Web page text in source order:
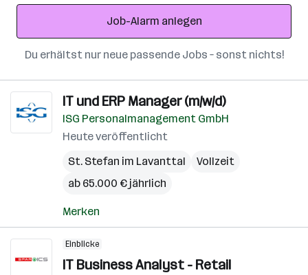
Adresse
Job-Alarm anlegen
Du erhältst nur neue passende Jobs – sonst nichts!
IT und ERP Manager (m/w/d)
ISG Personalmanagement GmbH
Heute veröffentlicht
St. Stefan im Lavanttal
Vollzeit
ab 65.000 € jährlich
Merken
Einblicke
IT Business Analyst - Retail